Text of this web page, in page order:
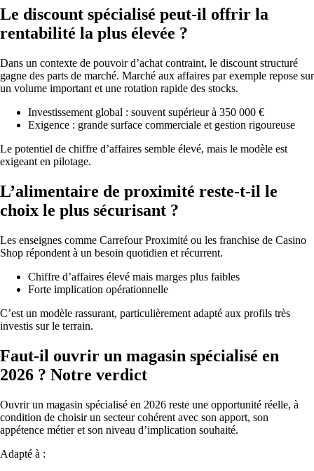
Le discount spécialisé peut-il offrir la
rentabilité la plus élevée ?
Dans un contexte de pouvoir d’achat contraint, le discount structuré
gagne des parts de marché. Marché aux affaires par exemple repose sur
un volume important et une rotation rapide des stocks.
Investissement global : souvent supérieur à 350 000 €
Exigence : grande surface commerciale et gestion rigoureuse
Le potentiel de chiffre d’affaires semble élevé, mais le modèle est
exigeant en pilotage.
L’alimentaire de proximité reste-t-il le
choix le plus sécurisant ?
Les enseignes comme Carrefour Proximité ou les franchise de Casino
Shop répondent à un besoin quotidien et récurrent.
Chiffre d’affaires élevé mais marges plus faibles
Forte implication opérationnelle
C’est un modèle rassurant, particulièrement adapté aux profils très
investis sur le terrain.
Faut-il ouvrir un magasin spécialisé en
2026 ? Notre verdict
Ouvrir un magasin spécialisé en 2026 reste une opportunité réelle, à
condition de choisir un secteur cohérent avec son apport, son
appétence métier et son niveau d’implication souhaité.
Adapté à :